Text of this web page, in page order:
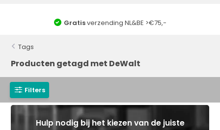
Gratisverzending NL&BE >€75,-
Tags
Producten getagd met DeWalt
Filters
Hulp nodig bij het kiezen van de juiste